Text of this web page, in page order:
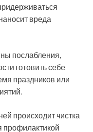
вреда
послабления,
готовить себе
праздников или
происходит чистка
профилактикой